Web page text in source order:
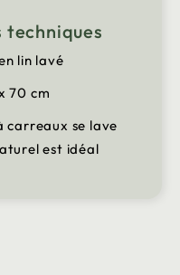
lin lavé
70 cm
carreaux se lave
est idéal